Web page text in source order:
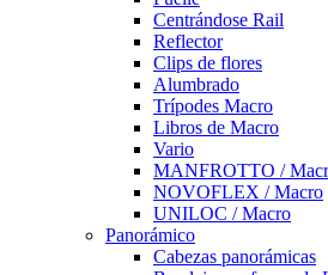
Centrándose Rail
Reflector
Clips de flores
Alumbrado
Trípodes Macro
Libros de Macro
Vario
MANFROTTO /
NOVOFLEX / Macro
UNILOC / Macro
Panorámico
Cabezas panorámicas